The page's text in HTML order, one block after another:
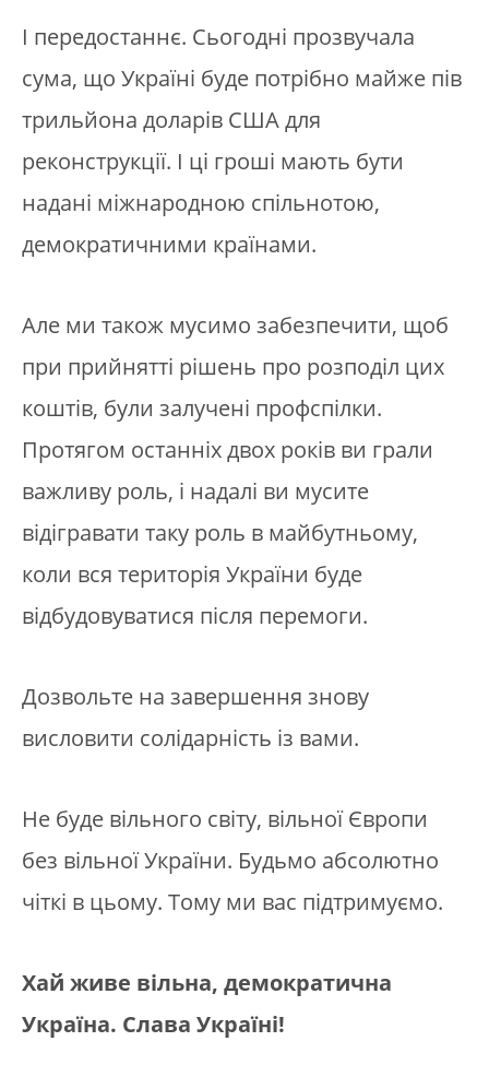
І передостаннє. Сьогодні прозвучала
сума, що Україні буде потрібно майже пів
трильйона доларів США для
реконструкції. І ці гроші мають бути
надані міжнародною спільнотою,
демократичними країнами.
Але ми також мусимо забезпечити, щоб
при прийнятті рішень про розподіл цих
коштів, були залучені профспілки.
Протягом останніх двох років ви грали
важливу роль, і надалі ви мусите
відігравати таку роль в майбутньому,
коли вся територія України буде
відбудовуватися після перемоги.
Дозвольте на завершення знову
висловити солідарність із вами.
Не буде вільного світу, вільної Європи
без вільної України. Будьмо абсолютно
чіткі в цьому. Тому ми вас підтримуємо.
Хай живе вільна, демократична
Україна. Слава Україні!